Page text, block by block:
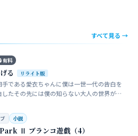
すべて見る →
有料
る リライト版
である愛衣ちゃんに僕は一世一代の告白を
したその先には僕の知らない大人の世界が待
。…
小説
Ⅱ ブランコ遊戯（4）